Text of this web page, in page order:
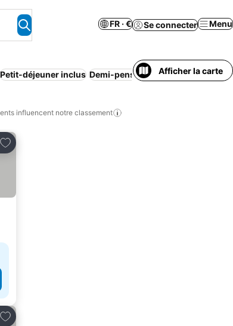
FR · € Se connecter Menu
Petit-déjeuner inclus Demi-pension Wi-Fi Appart'hôtel
Afficher la carte
influencent notre classement
Ajouter à mes favoris
Ajouter à mes favoris